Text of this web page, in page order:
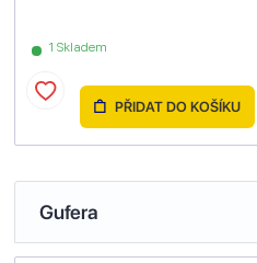
1 Skladem
PŘIDAT DO KOŠÍKU
Gufera